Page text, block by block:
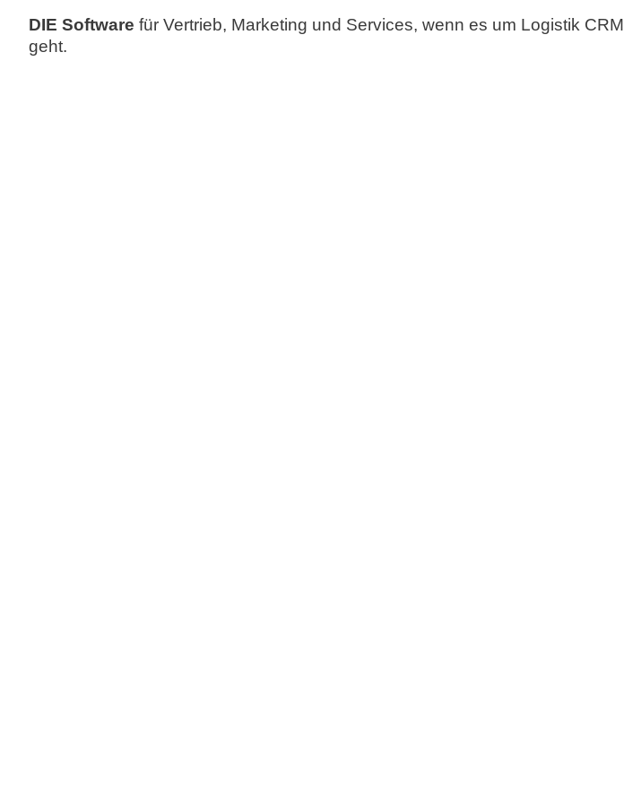
DIE Software für Vertrieb, Marketing und Services, wenn es um Logistik CRM
geht.